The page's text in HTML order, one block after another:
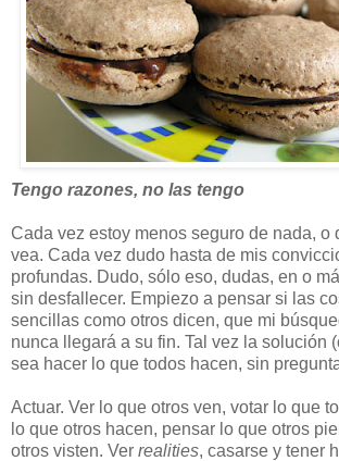
Tengo razones, no las tengo
Cada vez estoy menos seguro de nada, o
vea. Cada vez dudo hasta de mis
profundas. Dudo, sólo eso, dudas, en o
sin desfallecer. Empiezo a pensar si las
sencillas como otros dicen, que mi
nunca llegará a su fin. Tal vez la solución
sea hacer lo que todos hacen, sin
Actuar. Ver lo que otros ven, votar lo que
lo que otros hacen, pensar lo que otros
otros visten. Ver realities, casarse y tener